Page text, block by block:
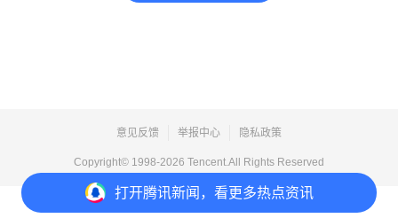
打开腾讯新闻，看更多热点资讯
意见反馈 举报中心 隐私政策
Copyright© 1998-2026 Tencent.All Rights Reserved